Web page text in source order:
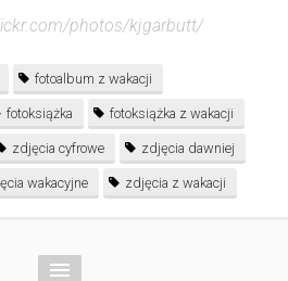
photos/kjgarbutt/
fotoalbum z wakacji
fotoksiążka fotoksiążka z wakacji
zdjęcia cyfrowe zdjęcia dawniej
wakacyjne zdjęcia z wakacji